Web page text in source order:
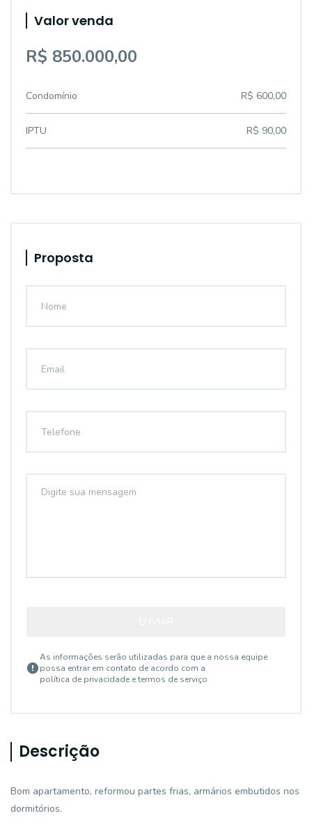
Valor venda
R$ 850.000,00
Condomínio R$ 600,00
IPTU R$ 90,00
Proposta
As informações serão utilizadas para que a nossa equipe
possa entrar em contato de acordo com a
política de privacidade e termos de serviço
Descrição
Bom apartamento, reformou partes frias, armários embutidos nos
dormitórios.